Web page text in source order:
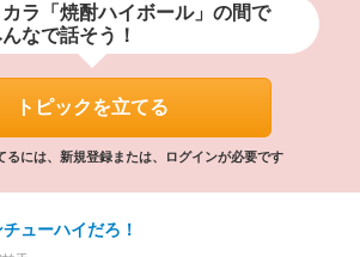
カラ「焼酎ハイボール」の間で
なで話そう！
トピックを立てる
には、新規登録または、ログインが必要です
ューハイだろ！